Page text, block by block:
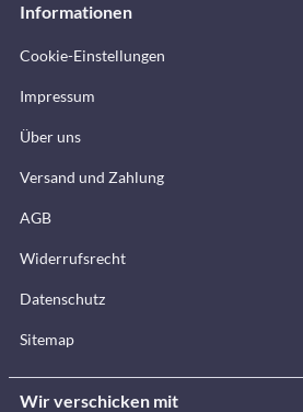
Informationen
Cookie-Einstellungen
Impressum
Über uns
Versand und Zahlung
AGB
Widerrufsrecht
Datenschutz
Sitemap
Wir verschicken mit